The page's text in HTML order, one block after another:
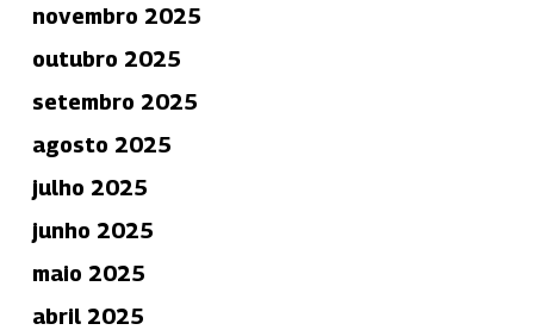
novembro 2025
outubro 2025
setembro 2025
agosto 2025
julho 2025
junho 2025
maio 2025
abril 2025